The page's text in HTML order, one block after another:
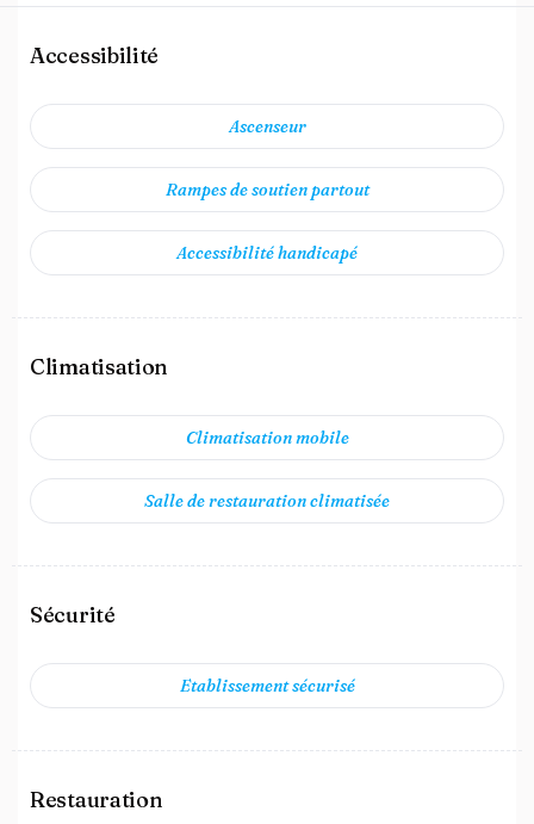
Accessibilité
Ascenseur
Rampes de soutien partout
Accessibilité handicapé
Climatisation
Climatisation mobile
Salle de restauration climatisée
Sécurité
Etablissement sécurisé
Restauration